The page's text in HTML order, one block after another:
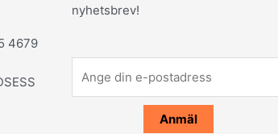
4679
nyhetsbrev!